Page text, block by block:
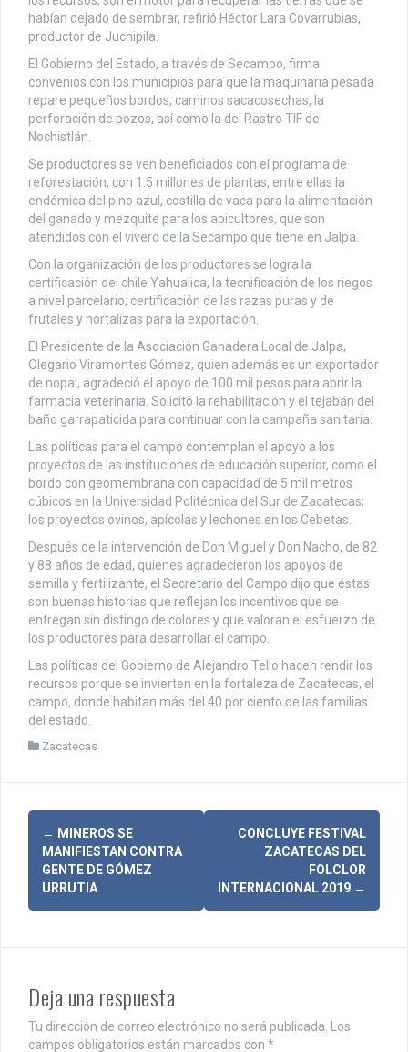
habían dejado de sembrar, refirió Héctor Lara Covarrubias,
productor de Juchipila.
El Gobierno del Estado, a través de Secampo, firma
convenios con los municipios para que la maquinaria pesada
repare pequeños bordos, caminos sacacosechas, la
perforación de pozos, así como la del Rastro TIF de
Nochistlán.
Se productores se ven beneficiados con el programa de
reforestación, con 1.5 millones de plantas, entre ellas la
endémica del pino azul, costilla de vaca para la alimentación
del ganado y mezquite para los apicultores, que son
atendidos con el vivero de la Secampo que tiene en Jalpa.
Con la organización de los productores se logra la
certificación del chile Yahualica, la tecnificación de los riegos
a nivel parcelario; certificación de las razas puras y de
frutales y hortalizas para la exportación.
El Presidente de la Asociación Ganadera Local de Jalpa,
Olegario Viramontes Gómez, quien además es un exportador
de nopal, agradeció el apoyo de 100 mil pesos para abrir la
farmacia veterinaria. Solicitó la rehabilitación y el tejabán del
baño garrapaticida para continuar con la campaña sanitaria.
Las políticas para el campo contemplan el apoyo a los
proyectos de las instituciones de educación superior, como el
bordo con geomembrana con capacidad de 5 mil metros
cúbicos en la Universidad Politécnica del Sur de Zacatecas;
los proyectos ovinos, apícolas y lechones en los Cebetas.
Después de la intervención de Don Miguel y Don Nacho, de 82
y 88 años de edad, quienes agradecieron los apoyos de
semilla y fertilizante, el Secretario del Campo dijo que éstas
son buenas historias que reflejan los incentivos que se
entregan sin distingo de colores y que valoran el esfuerzo de
los productores para desarrollar el campo.
Las políticas del Gobierno de Alejandro Tello hacen rendir los
recursos porque se invierten en la fortaleza de Zacatecas, el
campo, donde habitan más del 40 por ciento de las familias
del estado.
Zacatecas
N
v
a
c
← MINEROS SE
MANIFIESTAN CONTRA
GENTE DE GÓMEZ
URRUTIA
CONCLUYE FESTIVAL
ZACATECAS DEL
FOLCLOR
INTERNACIONAL 2019 →
Deja una respuesta
Tu dirección de correo electrónico no será publicada.
Los
campos obligatorios están marcados con *